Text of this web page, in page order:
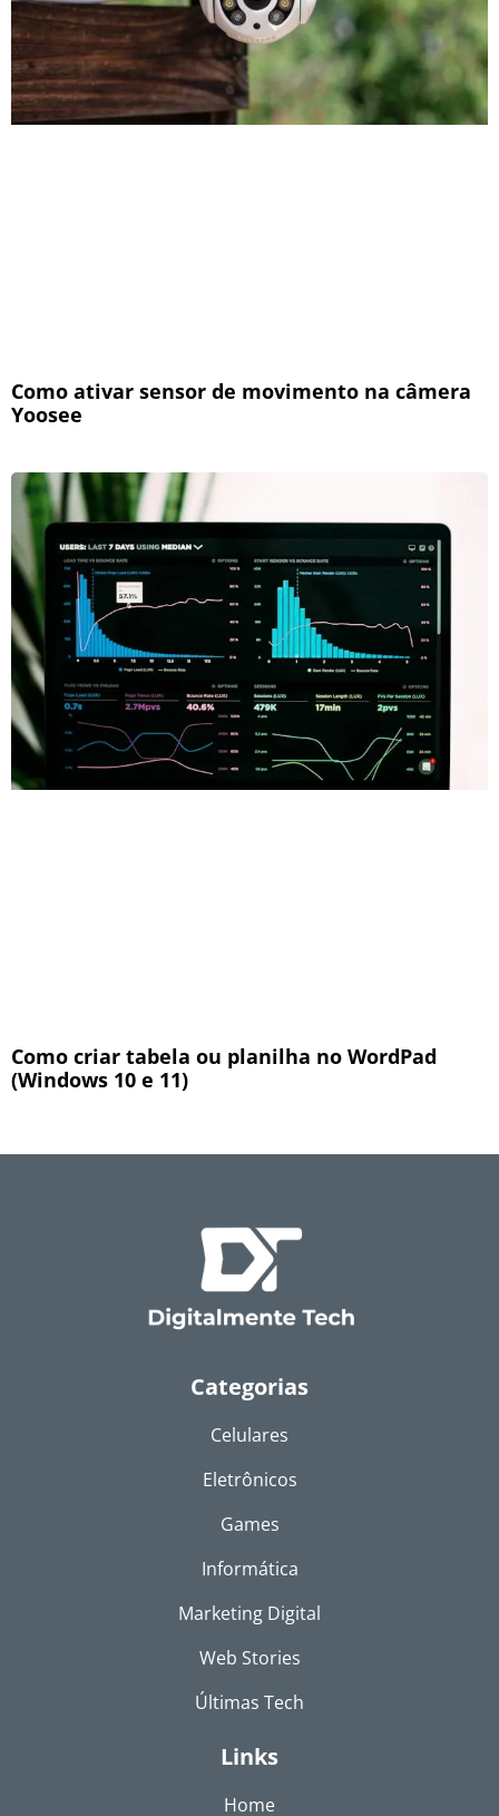
Como ativar sensor de movimento na câmera
Yoosee
Como criar tabela ou planilha no WordPad
(Windows 10 e 11)
Categorias
Celulares
Eletrônicos
Games
Informática
Marketing Digital
Web Stories
Últimas Tech
Links
Home